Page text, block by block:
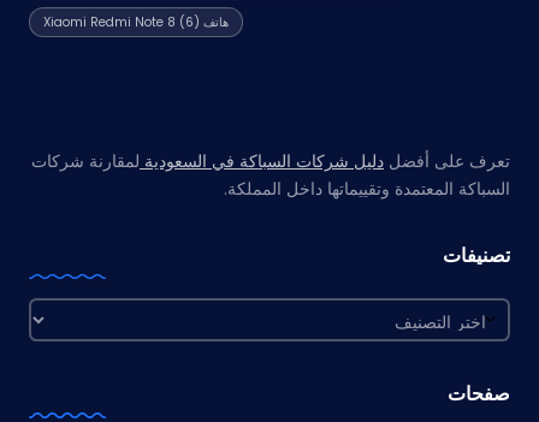
هاتف Xiaomi Redmi Note 8 (6)
تعرف على أفضل دليل شركات السباكة في السعودية لمقارنة شركات
السباكة المعتمدة وتقييماتها داخل المملكة.
تصنيفات
تصنيفات
صفحات